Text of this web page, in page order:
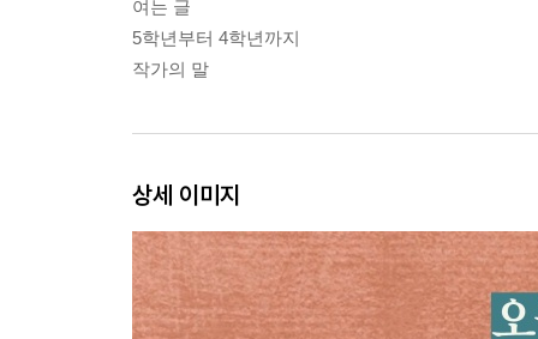
여는 글
5학년부터 4학년까지
작가의 말
상세 이미지